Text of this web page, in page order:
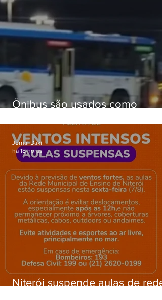
Ônibus são usados como
Gardênia Azul
Niterói suspende aulas de rede
Jornal Daki
há 18 horas